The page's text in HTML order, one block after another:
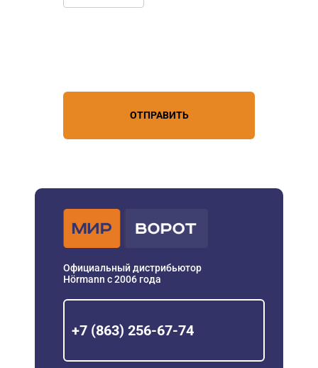
ОТПРАВИТЬ
Официальный дистрибьютор
Hörmann с 2006 года
+7 (863) 256-67-74